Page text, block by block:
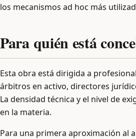
los mecanismos ad hoc más
Para quién está
Esta obra está dirigida a
árbitros en activo, directores
La densidad técnica y el nivel de
en la materia.
Para una primera aproximación al